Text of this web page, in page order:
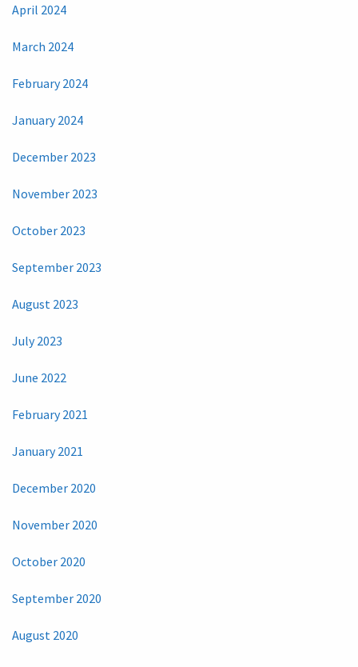
April 2024
March 2024
February 2024
January 2024
December 2023
November 2023
October 2023
September 2023
August 2023
July 2023
June 2022
February 2021
January 2021
December 2020
November 2020
October 2020
September 2020
August 2020